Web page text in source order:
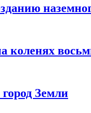
коленях
Земли